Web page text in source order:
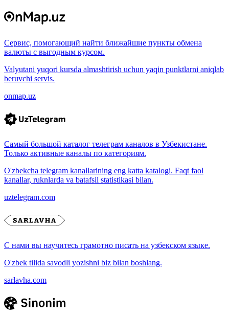
Сервис, помогающий найти ближайшие пункты обмена
валюты с выгодным курсом.
Valyutani yuqori kursda almashtirish uchun yaqin punktlarni aniqlab
beruvchi servis.
onmap.uz
Самый большой каталог телеграм каналов в Узбекистане.
Только активные каналы по категориям.
O'zbekcha telegram kanallarining eng katta katalogi. Faqt faol
kanallar, ruknlarda va batafsil statistikasi bilan.
uztelegram.com
С нами вы научитесь грамотно писать на узбекском языке.
O'zbek tilida savodli yozishni biz bilan boshlang.
sarlavha.com